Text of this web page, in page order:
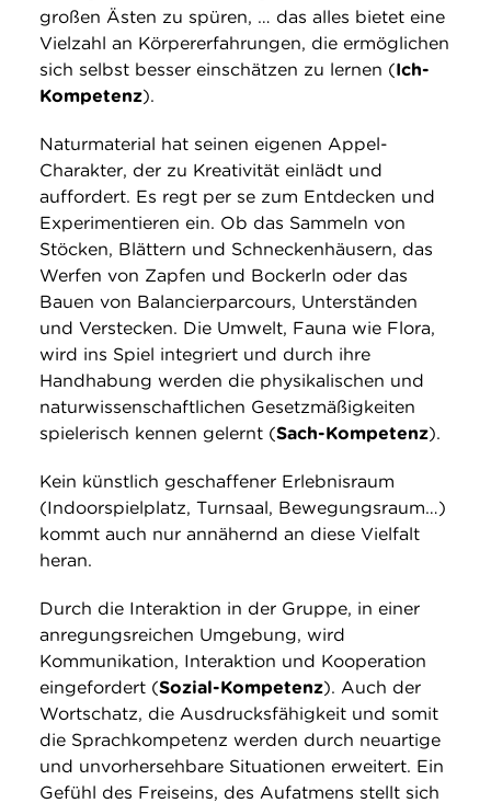
großen Ästen zu spüren, … das alles bietet eine
Vielzahl an Körpererfahrungen, die ermöglichen
sich selbst besser einschätzen zu lernen (Ich-
Kompetenz).
Naturmaterial hat seinen eigenen Appel-
Charakter, der zu Kreativität einlädt und
auffordert. Es regt per se zum Entdecken und
Experimentieren ein. Ob das Sammeln von
Stöcken, Blättern und Schneckenhäusern, das
Werfen von Zapfen und Bockerln oder das
Bauen von Balancierparcours, Unterständen
und Verstecken. Die Umwelt, Fauna wie Flora,
wird ins Spiel integriert und durch ihre
Handhabung werden die physikalischen und
naturwissenschaftlichen Gesetzmäßigkeiten
spielerisch kennen gelernt (Sach-Kompetenz).
Kein künstlich geschaffener Erlebnisraum
(Indoorspielplatz, Turnsaal, Bewegungsraum…)
kommt auch nur annähernd an diese Vielfalt
heran.
Durch die Interaktion in der Gruppe, in einer
anregungsreichen Umgebung, wird
Kommunikation, Interaktion und Kooperation
eingefordert (Sozial-Kompetenz). Auch der
Wortschatz, die Ausdrucksfähigkeit und somit
die Sprachkompetenz werden durch neuartige
und unvorhersehbare Situationen erweitert. Ein
Gefühl des Freiseins, des Aufatmens stellt sich